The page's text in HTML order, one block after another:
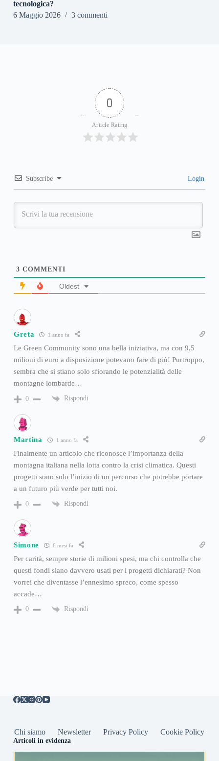
tecnologica?
6 Maggio 2026
3 commenti
0
Article Rating
Subscribe Login
3 COMMENTI
Oldest
Greta 1 anno fa
Le Green Community sono una bella iniziativa, ma con 9,5
milioni di euro a disposizione potevano fare di più! Purtroppo,
sembra che si stiano solo sfiorando le potenzialità delle
montagne lombarde…
0 Rispondi
Martina 1 anno fa
Finalmente un articolo che riconosce l’importanza della
montagna italiana nella lotta contro la crisi climatica. Questi
progetti sono solo l’inizio di un percorso che potrebbe portare
a un futuro più verde per tutti noi.
0 Rispondi
Simone 6 mesi fa
Per carità, sempre storie di milioni spesi, ma chi controlla che
questi fondi siano davvero usati per i progetti dichiarati? Non
vorrei che diventasse l’ennesimo spreco, come spesso
accade…
0 Rispondi
Chi siamo Newsletter Privacy Policy Cookie Policy
Articoli in evidenza